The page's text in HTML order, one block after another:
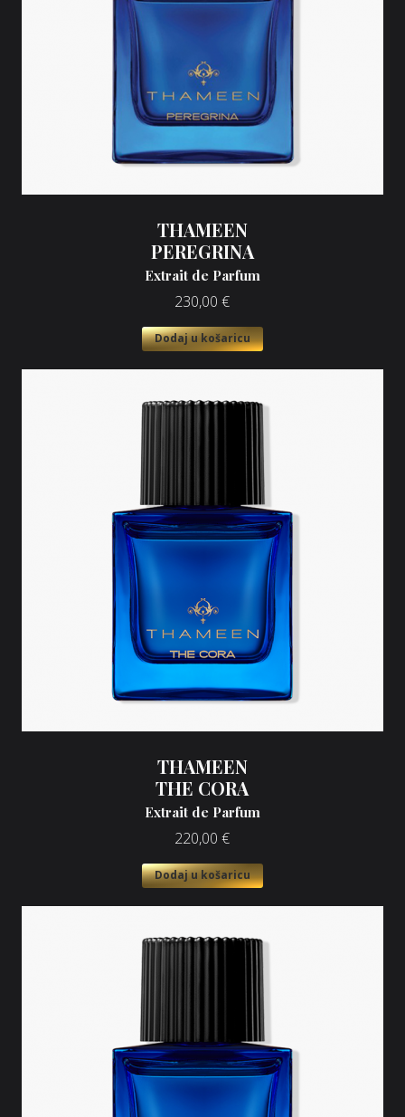
THAMEEN
PEREGRINA
Extrait de Parfum
230,00 €
Dodaj u košaricu
THAMEEN
THE CORA
Extrait de Parfum
220,00 €
Dodaj u košaricu